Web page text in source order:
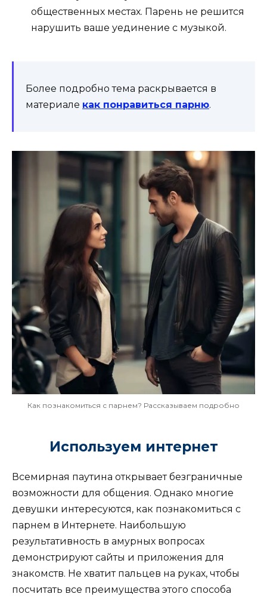
общественных местах. Парень не решится
нарушить ваше уединение с музыкой.
Более подробно тема раскрывается в
материале как понравиться парню.
Как познакомиться с парнем? Рассказываем подробно
Используем интернет
Всемирная паутина открывает безграничные
возможности для общения. Однако многие
девушки интересуются, как познакомиться с
парнем в Интернете. Наибольшую
результативность в амурных вопросах
демонстрируют сайты и приложения для
знакомств. Не хватит пальцев на руках, чтобы
посчитать все преимущества этого способа